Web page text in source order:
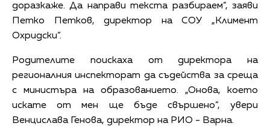
доразкаже. Да направи текста разбираем”, заяви
Петко Петков, директор на СОУ „Климент
Охридски”.
Родителите поискаха от директора на
регионалния инспекторат да съдейства за среща
с министъра на образованието. „Онова, което
искате от мен ще бъде свършено”, увери
Венцислава Генова, директор на РИО - Варнa.